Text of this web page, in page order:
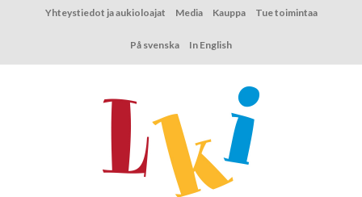
Yhteystiedot ja aukioloajat Media Kauppa Tue toimintaa
På svenska In English